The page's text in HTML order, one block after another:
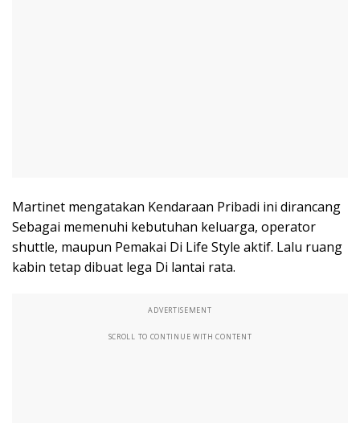
Martinet mengatakan Kendaraan Pribadi ini dirancang
Sebagai memenuhi kebutuhan keluarga, operator
shuttle, maupun Pemakai Di Life Style aktif. Lalu ruang
kabin tetap dibuat lega Di lantai rata.
ADVERTISEMENT
SCROLL TO CONTINUE WITH CONTENT